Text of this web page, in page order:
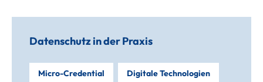
Datenschutz in der Praxis
Micro-Credential Digitale Technologien